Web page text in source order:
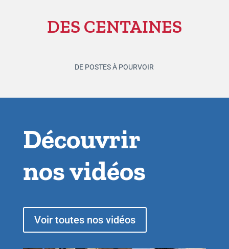
DES CENTAINES
DE POSTES À POURVOIR
Découvrir
nos vidéos
Voir toutes nos vidéos